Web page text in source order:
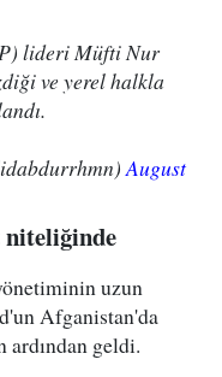
lideri Müfti Nur
ve yerel halkla
August
niteliğinde
uzun
Afganistan'da
ardından geldi.